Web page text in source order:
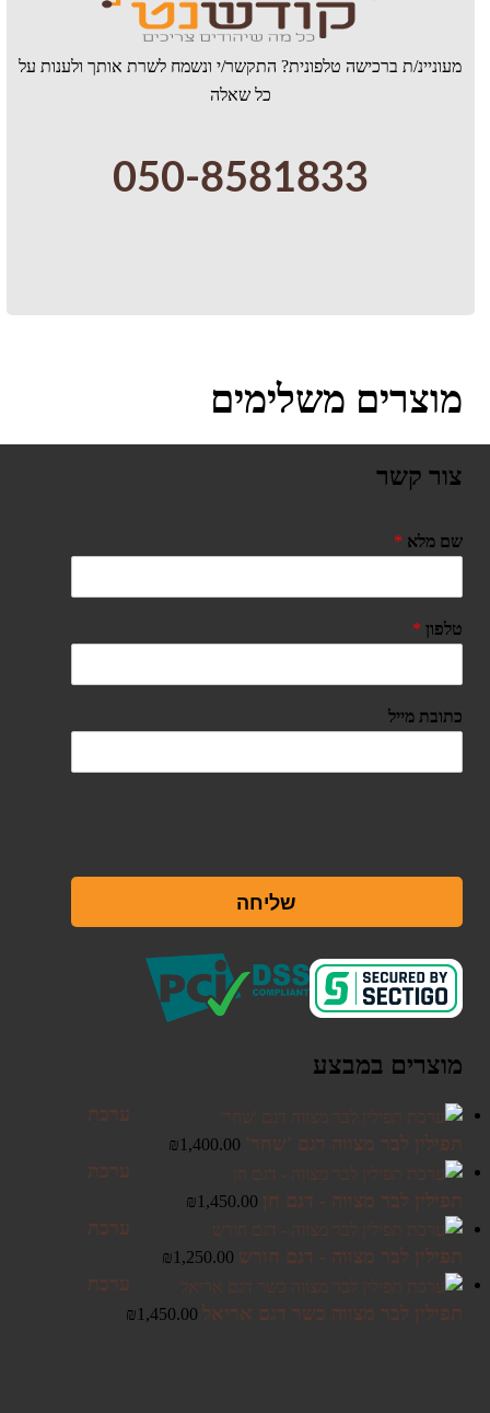
מעוניינ/ת ברכישה טלפונית? התקשר/י ונשמח לשרת אותך ולענות על
כל שאלה
050-8581833
מוצרים משלימים
צור קשר
שם מלא *
טלפון *
כתובת מייל
שליחה
מוצרים במבצע
ערכת
תפילין לבר מצווה דגם 'שחר'
₪1,400.00
ערכת
תפילין לבר מצווה - דגם חן
₪1,450.00
ערכת
תפילין לבר מצווה - דגם חורש
₪1,250.00
ערכת
תפילין לבר מצווה כשר דגם אריאל
₪1,450.00